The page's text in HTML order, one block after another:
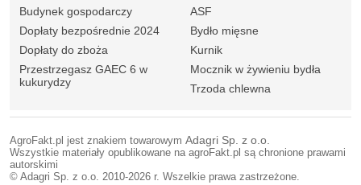
Budynek gospodarczy
Dopłaty bezpośrednie 2024
Dopłaty do zboża
Przestrzegasz GAEC 6 w
kukurydzy
ASF
Bydło mięsne
Kurnik
Mocznik w żywieniu bydła
Trzoda chlewna
AgroFakt.pl jest znakiem towarowym Adagri Sp. z o.o.
Wszystkie materiały opublikowane na agroFakt.pl są chronione prawami
autorskimi
© Adagri Sp. z o.o. 2010-2026 r. Wszelkie prawa zastrzeżone.